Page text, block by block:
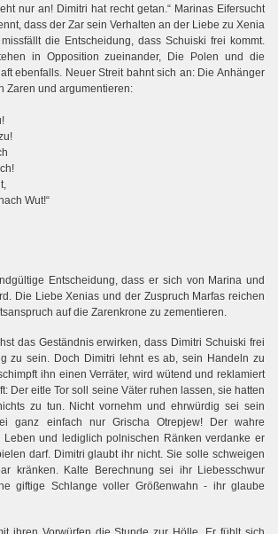
nur an! Dimitri hat recht getan.“ Marinas Eifersucht
dass der Zar sein Verhalten an der Liebe zu Xenia
die Entscheidung, dass Schuiski frei kommt.
in Opposition zueinander, Die Polen und die
ebenfalls. Neuer Streit bahnt sich an: Die Anhänger
Zaren und argumentieren:
Wut!“
Entscheidung, dass er sich von Marina und
Die Liebe Xenias und der Zuspruch Marfas reichen
auf die Zarenkrone zu zementieren.
das Geständnis erwirken, dass Dimitri Schuiski frei
zu sein. Doch Dimitri lehnt es ab, sein Handeln zu
ihn einen Verräter, wird wütend und reklamiert
Der eitle Tor soll seine Väter ruhen lassen, sie hatten
zu tun. Nicht vornehm und ehrwürdig sei sein
ganz einfach nur Grischa Otrepjew! Der wahre
Leben und lediglich polnischen Ränken verdanke er
darf. Dimitri glaubt ihr nicht. Sie solle schweigen
kränken. Kalte Berechnung sei ihr Liebesschwur
giftige Schlange voller Größenwahn - ihr glaube